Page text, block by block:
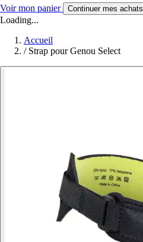
Voir mon panier Continuer mes achats
Loading...
Accueil
/ Strap pour Genou Select